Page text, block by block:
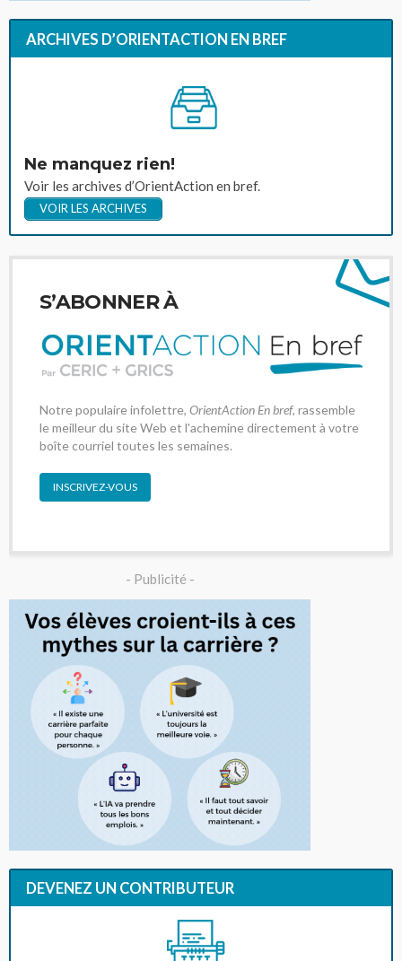
ARCHIVES D’ORIENTACTION EN BREF
Ne manquez rien!
Voir les archives d’OrientAction en bref.
VOIR LES ARCHIVES
S’ABONNER À
Notre populaire infolettre, OrientAction En bref, rassemble
le meilleur du site Web et l'achemine directement à votre
boîte courriel toutes les semaines.
INSCRIVEZ-VOUS
- Publicité -
DEVENEZ UN CONTRIBUTEUR